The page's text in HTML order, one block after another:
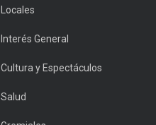
Locales
Interés General
Cultura y Espectáculos
Salud